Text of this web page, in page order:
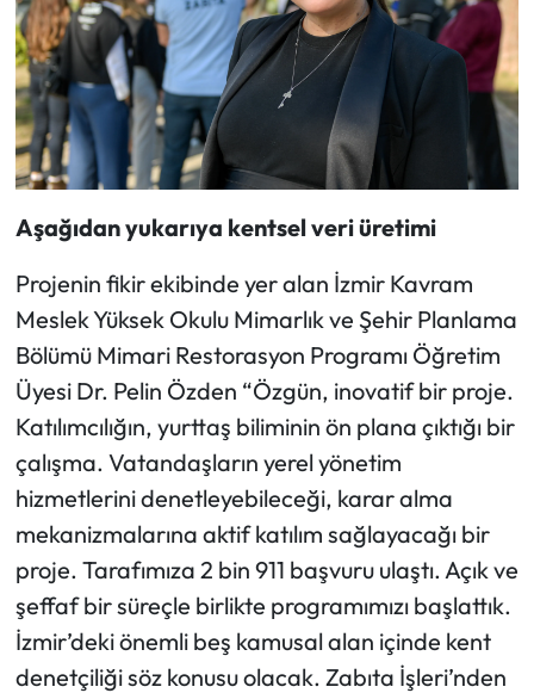
Aşağıdan yukarıya kentsel veri üretimi
Projenin fikir ekibinde yer alan İzmir Kavram
Meslek Yüksek Okulu Mimarlık ve Şehir Planlama
Bölümü Mimari Restorasyon Programı Öğretim
Üyesi Dr. Pelin Özden “Özgün, inovatif bir proje.
Katılımcılığın, yurttaş biliminin ön plana çıktığı bir
çalışma. Vatandaşların yerel yönetim
hizmetlerini denetleyebileceği, karar alma
mekanizmalarına aktif katılım sağlayacağı bir
proje. Tarafımıza 2 bin 911 başvuru ulaştı. Açık ve
şeffaf bir süreçle birlikte programımızı başlattık.
İzmir’deki önemli beş kamusal alan içinde kent
denetçiliği söz konusu olacak. Zabıta İşleri’nden